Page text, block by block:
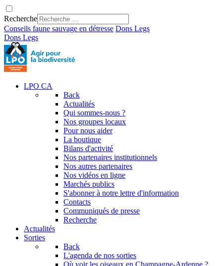
Recherche
Conseils faune sauvage en détresse Dons Legs
Dons Legs
LPO CA
Back
Actualités
Qui sommes-nous ?
Nos groupes locaux
Pour nous aider
La boutique
Bilans d'activité
Nos partenaires institutionnels
Nos autres partenaires
Nos vidéos en ligne
Marchés publics
S'abonner à notre lettre d'information
Contacts
Communiqués de presse
Recherche
Actualités
Sorties
Back
L'agenda de nos sorties
Où voir les oiseaux en Champagne-Ardenne ?